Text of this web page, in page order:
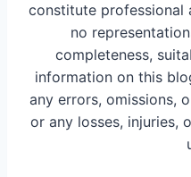
constitute professional
no
completeness,
information on this
any errors, omissions,
or any losses, injuries,